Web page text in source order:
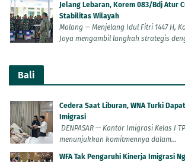
Jelang Lebaran, Korem 083/Bdj Atur
Stabilitas Wilayah
Malang — Menjelang Idul Fitri 1447 H,
Jaya mengambil langkah strategis
Bali
Cedera Saat Liburan, WNA Turki
Imigrasi
DENPASAR — Kantor Imigrasi Kelas I
menunjukkan komitmennya dalam...
WFA Tak Pengaruhi Kinerja Imigrasi